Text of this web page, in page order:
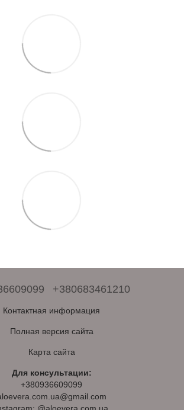
+380683461210
Контактная информация
Полная версия сайта
Карта сайта
Для консультации:
+380936609099